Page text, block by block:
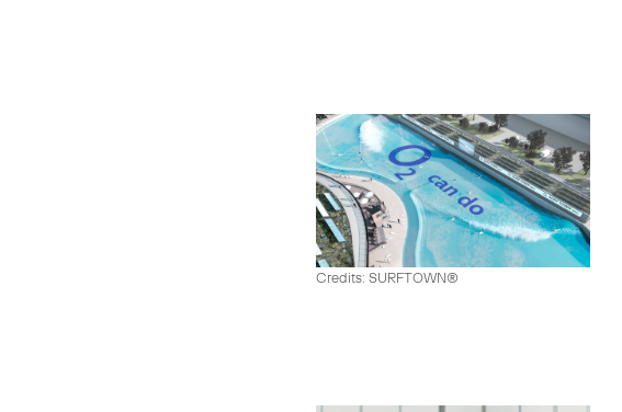
Credits: SURFTOWN®